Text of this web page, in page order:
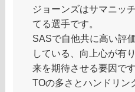
ジョーンズはサマニッ
てる選手です。
SASで自他共に高い評
している、向上心が有
来を期待させる要因です
TOの多さとハンドリン